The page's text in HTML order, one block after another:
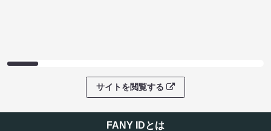
サイトを閲覧する
FANY IDとは